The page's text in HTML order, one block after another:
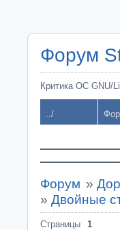
Форум
Критика ОС GNU/
../
Форум »
» Двойные
Страницы 1